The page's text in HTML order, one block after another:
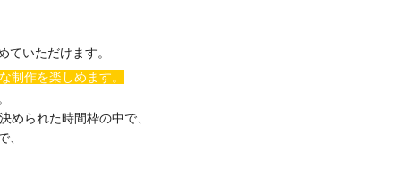
ていただけます。
制作を楽しめます。
められた時間枠の中で、
、